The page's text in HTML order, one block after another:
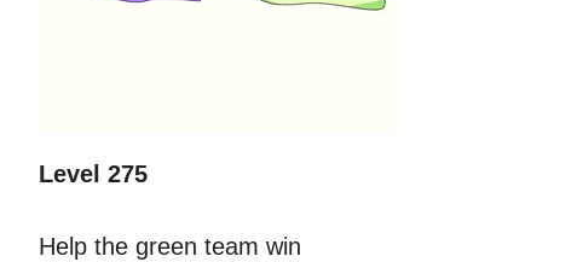
Level 275
Help the green team win